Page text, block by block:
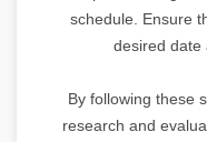
schedule. Ensure
desired date
By following these
research and